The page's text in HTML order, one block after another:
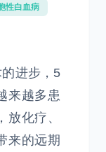
性白血病
进步，5
来越多患
化疗、
来的远期